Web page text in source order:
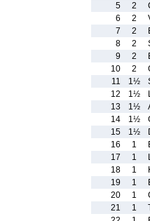
5
2
6
2
7
2
8
2
9
2
10
2
11
1½
12
1½
13
1½
14
1½
15
1½
16
1
17
1
18
1
19
1
20
1
21
1